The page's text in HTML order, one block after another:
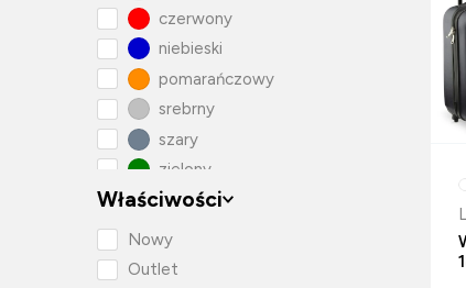
czerwony
niebieski
pomarańczowy
srebrny
szary
zielony
Właściwości
Nowy
Outlet